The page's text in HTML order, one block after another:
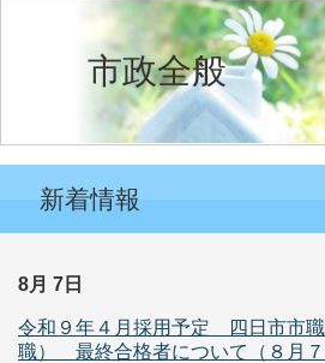
市政全般
新着情報
8月 7日
令和９年４月採用予定 四日市市
職） 最終合格者について（８月７